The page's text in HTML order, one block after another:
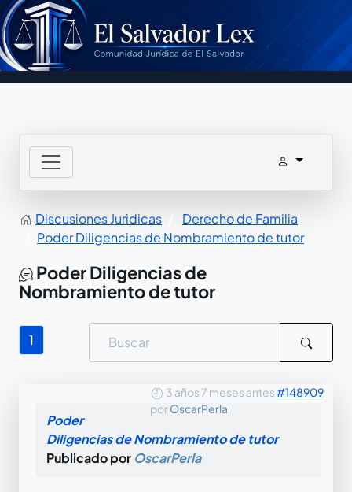
Discusiones Juridicas
Derecho de Familia
Poder Diligencias de Nombramiento de tutor
Poder Diligencias de
Nombramiento de tutor
1
3 años 7 meses antes#148909
porOscarPerla
Poder
Diligencias de Nombramiento de tutor
Publicado por OscarPerla